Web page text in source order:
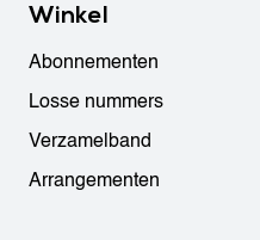
Winkel
Abonnementen
Losse nummers
Verzamelband
Arrangementen